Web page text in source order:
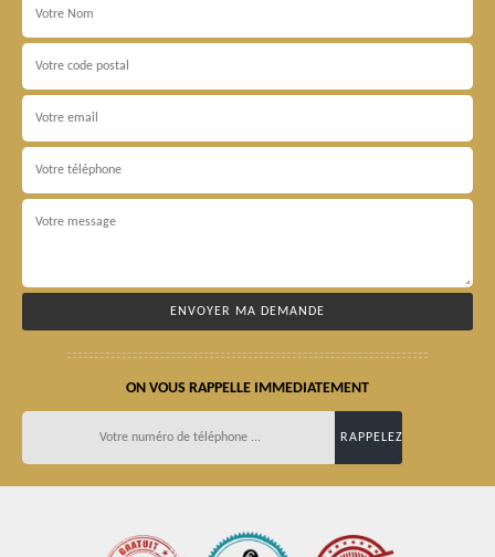
ON VOUS RAPPELLE IMMEDIATEMENT